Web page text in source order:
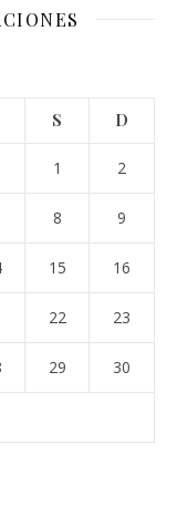
S D
1 2
8 9
15 16
22 23
29 30